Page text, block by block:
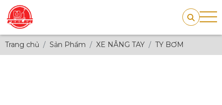
Trang chủ Sản Phẩm XE NÂNG TAY TY BƠM